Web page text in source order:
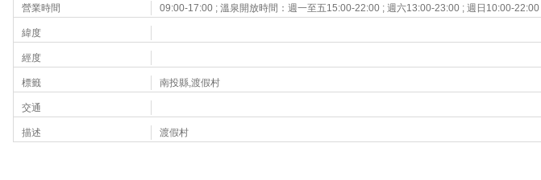
營業時間 09:00-17:00 ; 溫泉開放時間：週一至五15:00-22:00 ; 週六13:00-23:00 ; 週日10:00-22:00
緯度
經度
標籤 南投縣,渡假村
交通
描述 渡假村